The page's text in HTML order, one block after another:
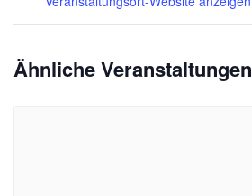
Ähnliche Veranstaltungen